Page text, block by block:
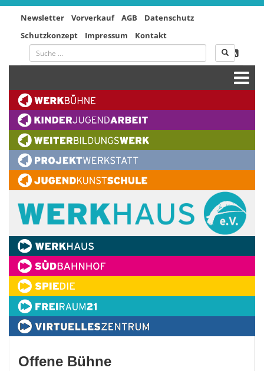
Newsletter Vorverkauf AGB
Datenschutz
Schutzkonzept
Impressum Kontakt
Offene Bühne